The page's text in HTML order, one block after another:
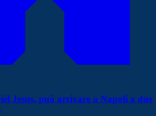
Jesus, può arrivare a Napoli a due